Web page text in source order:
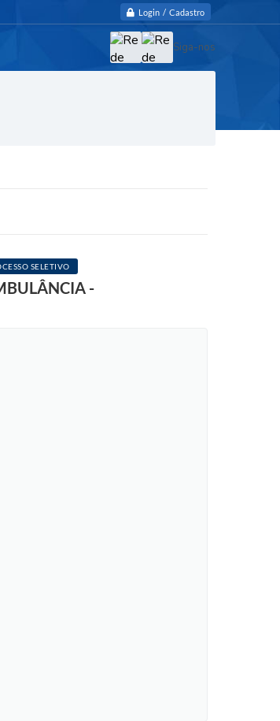
Login / Cadastro
Siga-nos
SELETIVO
-